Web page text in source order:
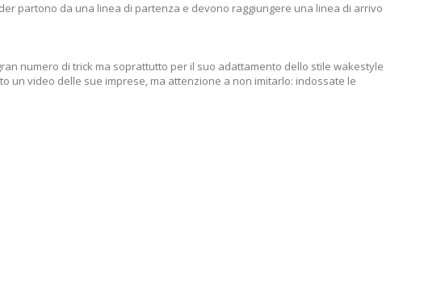
partono da una linea di partenza e devono raggiungere una linea di arrivo
numero di trick ma soprattutto per il suo adattamento dello stile wakestyle
un video delle sue imprese, ma attenzione a non imitarlo: indossate le